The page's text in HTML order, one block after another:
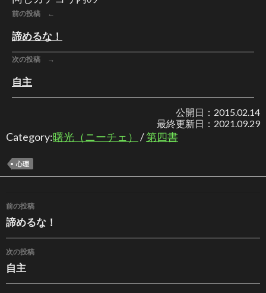
前の投稿 ←
諦めるな！
次の投稿 →
自主
公開日： 2015.02.14
最終更新日： 2021.09.29
Category:曙光（ニーチェ） /第四書
心理
投稿ナビゲーション
前の投稿
諦めるな！
次の投稿
自主